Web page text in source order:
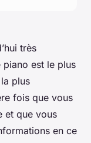
très
piano est le plus
plus
fois que vous
et que vous
en ce